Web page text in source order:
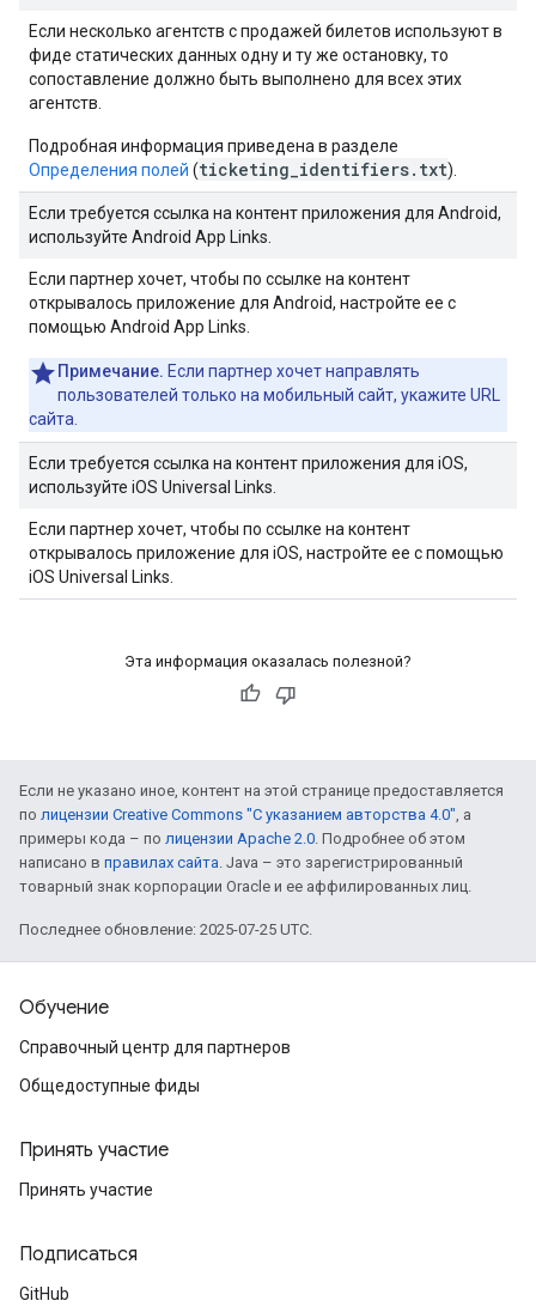
Если несколько агентств с продажей билетов используют в
фиде статических данных одну и ту же остановку, то
сопоставление должно быть выполнено для всех этих
агентств.
Подробная информация приведена в разделе
Определения полей (ticketing_identifiers.txt).
Если требуется ссылка на контент приложения для Android,
используйте Android App Links.
Если партнер хочет, чтобы по ссылке на контент
открывалось приложение для Android, настройте ее с
помощью Android App Links.
Примечание. Если партнер хочет направлять
пользователей только на мобильный сайт, укажите URL
сайта.
Если требуется ссылка на контент приложения для iOS,
используйте iOS Universal Links.
Если партнер хочет, чтобы по ссылке на контент
открывалось приложение для iOS, настройте ее с помощью
iOS Universal Links.
Эта информация оказалась полезной?
Если не указано иное, контент на этой странице предоставляется
по лицензии Creative Commons "С указанием авторства 4.0", а
примеры кода – по лицензии Apache 2.0. Подробнее об этом
написано в правилах сайта. Java – это зарегистрированный
товарный знак корпорации Oracle и ее аффилированных лиц.
Последнее обновление: 2025-07-25 UTC.
Обучение
Справочный центр для партнеров
Общедоступные фиды
Принять участие
Принять участие
Подписаться
GitHub